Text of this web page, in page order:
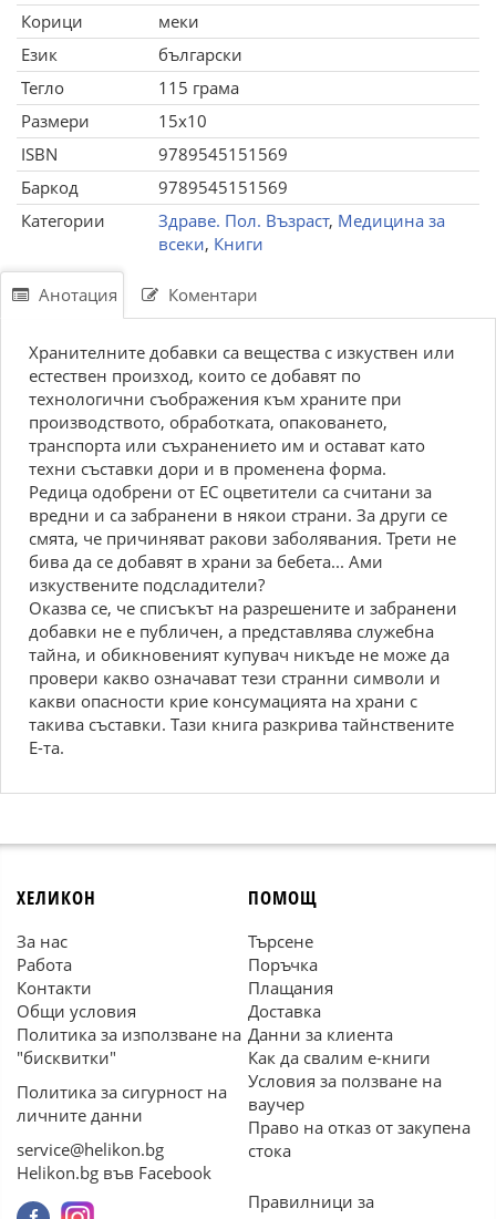
Корици
меки
Език
български
Тегло
115 грама
Размери
15x10
ISBN
9789545151569
Баркод
9789545151569
Категории
Здраве. Пол. Възраст, Медицина за
всеки, Книги
Анотация Коментари
Хранителните добавки са вещества с изкуствен или
естествен произход, които се добавят по
технологични съображения към храните при
производството, обработката, опаковането,
транспорта или съхранението им и остават като
техни съставки дори и в променена форма.
Редица одобрени от ЕС оцветители са считани за
вредни и са забранени в някои страни. За други се
смята, че причиняват ракови заболявания. Трети не
бива да се добавят в храни за бебета... Ами
изкуствените подсладители?
Оказва се, че списъкът на разрешените и забранени
добавки не е публичен, а представлява служебна
тайна, и обикновеният купувач никъде не може да
провери какво означават тези странни символи и
какви опасности крие консумацията на храни с
такива съставки. Тази книга разкрива тайнствените
Е-та.
ХЕЛИКОН
За нас
Работа
Контакти
Общи условия
Политика за използване на
"бисквитки"
Политика за сигурност на
личните данни
service@helikon.bg
Helikon.bg във Facebook
ПОМОЩ
Търсене
Поръчка
Плащания
Доставка
Данни за клиента
Как да свалим е-книги
Условия за ползване на
ваучер
Право на отказ от закупена
стока
Правилници за